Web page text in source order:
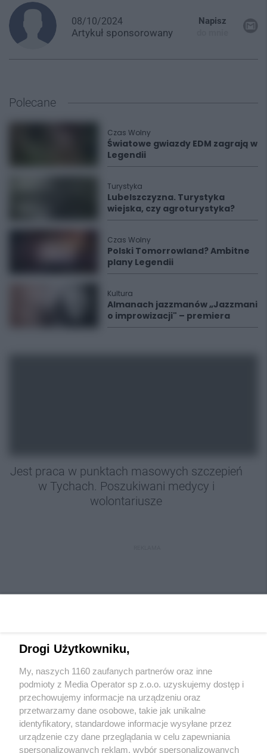
08/10/2024
Artykuł sponsorowany
Napisz
Polecane
Czas Wolny
Światowe gwiazdy EDM zagrają w
Legendii
Turystyka
Lubelszczyzna. Turystyka
wiejska, czy agroturystyka?
Czas Wolny
Polski Tomorrowland? Ambitne
plany Legendii
Kultura
Almanach jazzmanów „Jazzmani
o improwizacji" – premiera
Jest praca w punktach masowych szczepień
w Tychach. Poszukiwani medycy i
wolontariusze
Wydawca mediówlokalnych
Drogi Użytkowniku,
My, naszych 1160 zaufanych partnerów oraz inne
podmioty z Media Operator sp z.o.o. uzyskujemy dostęp i
przechowujemy informacje na urządzeniu oraz
przetwarzamy dane osobowe, takie jak unikalne
identyfikatory, standardowe informacje wysyłane przez
urządzenie czy dane przeglądania w celu zapewniania
spersonalizowanych reklam, wybór spersonalizowanych